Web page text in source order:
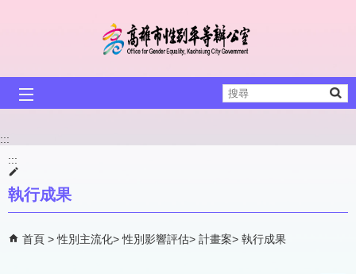
搜
尋
:::
:::
執行成果
首頁 性別主流化 性別影響評估 計畫案 執行成果